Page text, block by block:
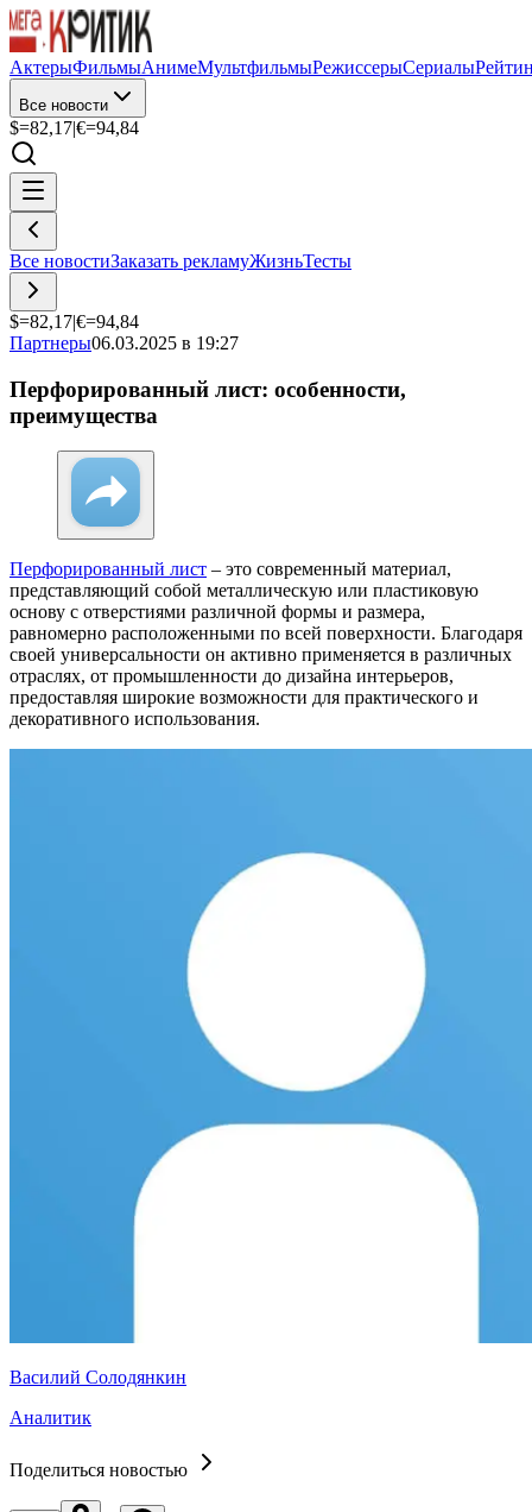
АктерыФильмыАнимеМультфильмыРежиссерыСериалы
Все новости
$=82,17|€=94,84
Все новостиЗаказать рекламуЖизньТесты
$=82,17|€=94,84
Партнеры06.03.2025 в 19:27
Перфорированный лист: особенности,
преимущества
Перфорированный лист – это современный материал,
представляющий собой металлическую или пластиковую
основу с отверстиями различной формы и размера,
равномерно расположенными по всей поверхности. Благодаря
своей универсальности он активно применяется в различных
отраслях, от промышленности до дизайна интерьеров,
предоставляя широкие возможности для практического и
декоративного использования.
Василий Солодянкин
Аналитик
Поделиться новостью